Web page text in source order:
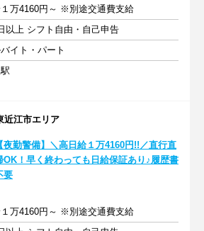
１万4160円～ ※別途交通費支給
以上 シフト自由・自己申告
イト・パート
江市エリア
【夜勤警備】＼高日給１万4160円!!／直行直
OK！早く終わっても日給保証あり♪履歴書
要
１万4160円～ ※別途交通費支給